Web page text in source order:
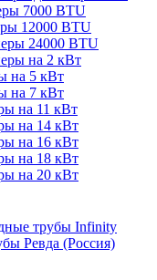
7000 BTU
12000 BTU
24000 BTU
на 2 кВт
на 5 кВт
на 7 кВт
на 11 кВт
на 14 кВт
на 16 кВт
на 18 кВт
на 20 кВт
трубы Infinity
Ревда (Россия)